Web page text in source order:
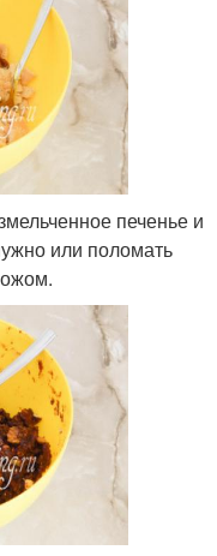
печенье и
или поломать